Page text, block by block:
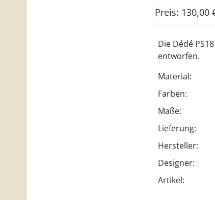
Preis: 130,00
Die Dédé
entworfen.
Material:
Farben:
Maße:
Lieferung:
Hersteller:
Designer:
Artikel: